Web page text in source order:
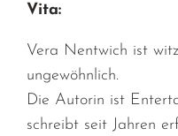
Vita:
Vera Nentwich ist
ungewöhnlich.
Die Autorin ist
schreibt seit Jahren